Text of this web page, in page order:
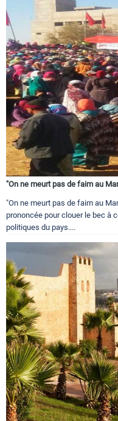
"On ne meurt pas de faim au
"On ne meurt pas de faim au
prononcée pour clouer le bec à
politiques du pays....